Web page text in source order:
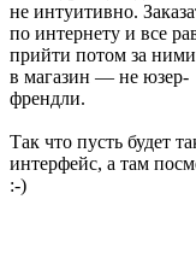
не интуитивно.
по интернету и все
прийти потом за ними
в магазин — не юзер-
френдли.
Так что пусть будет
интерфейс, а там
:-)